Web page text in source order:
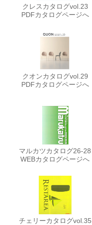
クレスカタログvol.23
PDFカタログページへ
クオンカタログvol.29
PDFカタログページへ
マルカツカタログ26-28
WEBカタログページへ
チェリーカタログvol.35